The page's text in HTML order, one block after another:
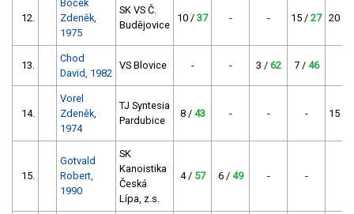
12.
Boček
Zdeněk,
1975
SK VS Č.
Budějovice
10 / 37 - - 15 / 27 20 /
13.
Chod
David, 1982
VS Blovice - - 3 / 62 7 / 46
14.
Vorel
Zdeněk,
1974
TJ Syntesia
Pardubice
8 / 43 - - - 15 /
15.
Gotvald
Robert,
1990
SK
Kanoistika
Česká
Lípa, z.s.
4 / 57 6 / 49 - -